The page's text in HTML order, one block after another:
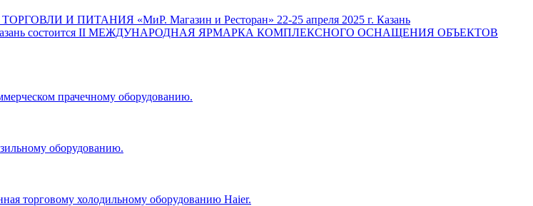
И ПИТАНИЯ «МиР. Магазин и Ресторан» 22-25 апреля 2025 г. Казань
в г. Казань состоится II МЕЖДУНАРОДНАЯ ЯРМАРКА КОМПЛЕКСНОГО ОСНАЩЕНИЯ ОБЪЕКТОВ
прачечному оборудованию.
оборудованию.
торговому холодильному оборудованию Haier.